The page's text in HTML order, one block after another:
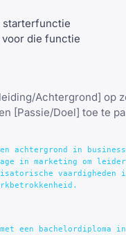
starterfunctie
die functie
Achtergrond] op
[Passie/Doel] toe te
achtergrond in
in marketing om
een bachelordiploma